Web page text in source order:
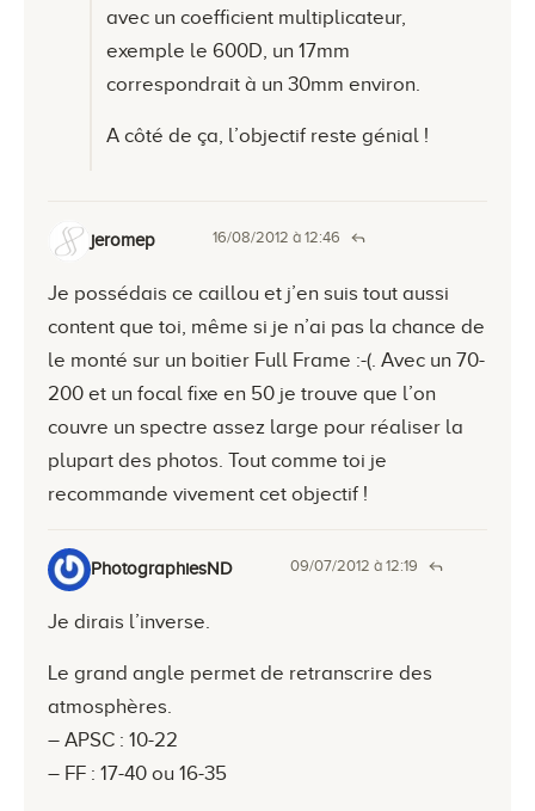
avec un coefficient multiplicateur,
exemple le 600D, un 17mm
correspondrait à un 30mm environ.
A côté de ça, l’objectif reste génial !
jeromep 16/08/2012 à 12:46
Je possédais ce caillou et j’en suis tout aussi
content que toi, même si je n’ai pas la chance de
le monté sur un boitier Full Frame :-(. Avec un 70-
200 et un focal fixe en 50 je trouve que l’on
couvre un spectre assez large pour réaliser la
plupart des photos. Tout comme toi je
recommande vivement cet objectif !
PhotographiesND 09/07/2012 à 12:19
Je dirais l’inverse.
Le grand angle permet de retranscrire des
atmosphères.
– APSC : 10-22
– FF : 17-40 ou 16-35